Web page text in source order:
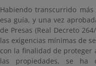
Habiendo transcurrido
esa guía, y una vez
de Presas (Real Decreto
las exigencias mínimas de
con la finalidad de proteger
las propiedades, se ha